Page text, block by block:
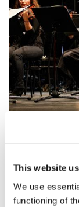
This website
We use
functioning of
ENSEMBLE
Due prime
ensemble